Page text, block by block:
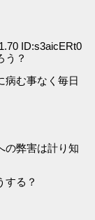
ID:s3aicERt0
う？
病む事なく毎日
の弊害は計り知
する？